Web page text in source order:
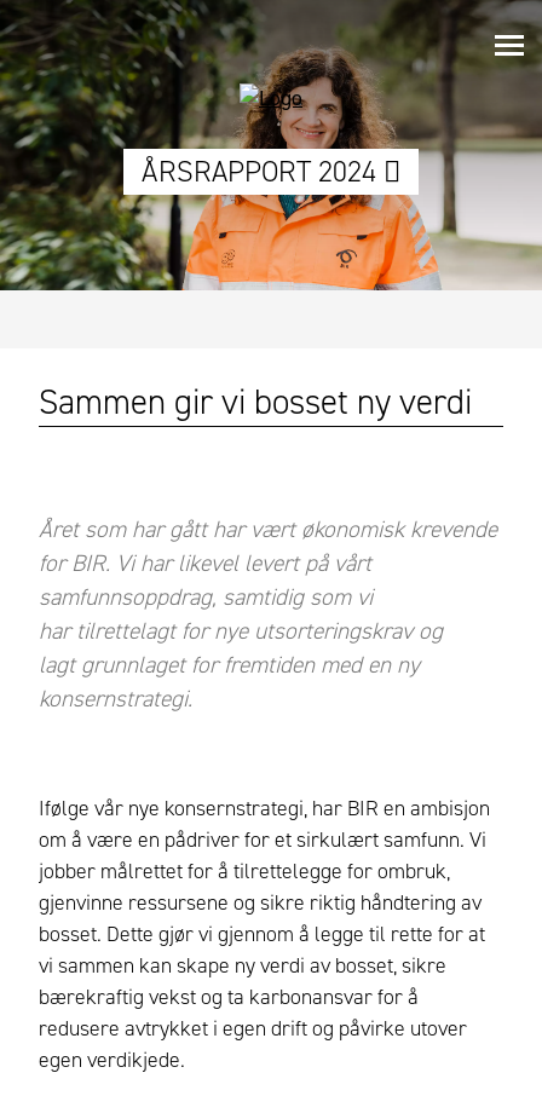
ÅRSRAPPORT 2024
Sammen gir vi bosset ny verdi
Året som har gått har vært økonomisk krevende
for BIR. Vi har likevel levert på vårt
samfunnsoppdrag, samtidig som vi
har tilrettelagt for nye utsorteringskrav og
lagt grunnlaget for fremtiden med en ny
konsernstrategi.
Ifølge vår nye konsernstrategi, har BIR en ambisjon
om å være en pådriver for et sirkulært samfunn. Vi
jobber målrettet for å tilrettelegge for ombruk,
gjenvinne ressursene og sikre riktig håndtering av
bosset. Dette gjør vi gjennom å legge til rette for at
vi sammen kan skape ny verdi av bosset, sikre
bærekraftig vekst og ta karbonansvar for å
redusere avtrykket i egen drift og påvirke utover
egen verdikjede.